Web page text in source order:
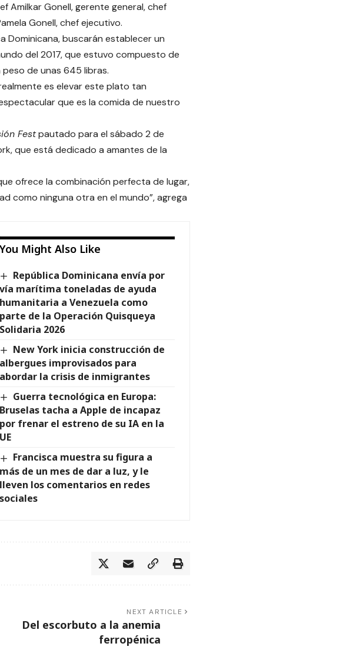
Amilkar Gonell, gerente general, chef
Gonell, chef ejecutivo.
Dominicana, buscarán establecer un
del 2017, que estuvo compuesto de
de unas 645 libras.
es elevar este plato tan
que es la comida de nuestro
Festpautado para el sábado 2 de
que está dedicado a amantes de la
ofrece la combinación perfecta de lugar,
como ninguna otra en el mundo”, agrega
You Might Also Like
República Dominicana envía por
vía marítima toneladas de ayuda
humanitaria a Venezuela como
parte de la Operación Quisqueya
Solidaria 2026
New York inicia construcción de
albergues improvisados para
abordar la crisis de inmigrantes
Guerra tecnológica en Europa:
Bruselas tacha a Apple de incapaz
por frenar el estreno de su IA en la
UE
Francisca muestra su figura a
más de un mes de dar a luz, y le
lleven los comentarios en redes
sociales
NEXT ARTICLE
Del escorbuto a la anemia
ferropénica